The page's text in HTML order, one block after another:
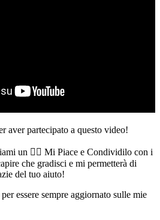
aver partecipato a questo video!
un 👍🏻 Mi Piace e Condividilo con i
che gradisci e mi permetterà di
del tuo aiuto!
essere sempre aggiornato sulle mie